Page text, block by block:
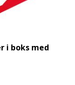
i boks med